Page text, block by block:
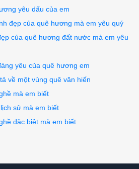
yêu dấu của em
đẹp của quê hương mà em yêu quý
của quê hương đất nước mà em yêu
yêu của quê hương em
về một vùng quê văn hiến
mà em biết
sử mà em biết
đặc biệt mà em biết